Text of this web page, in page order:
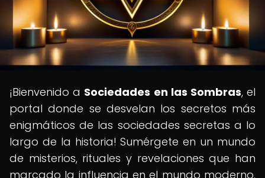
¡Bienvenido a Sociedades en las Sombras, el
portal donde se desvelan los secretos más
enigmáticos de las sociedades secretas a lo
largo de la historia! Sumérgete en un mundo
de misterios, rituales y revelaciones que han
marcado la influencia en el mundo moderno.